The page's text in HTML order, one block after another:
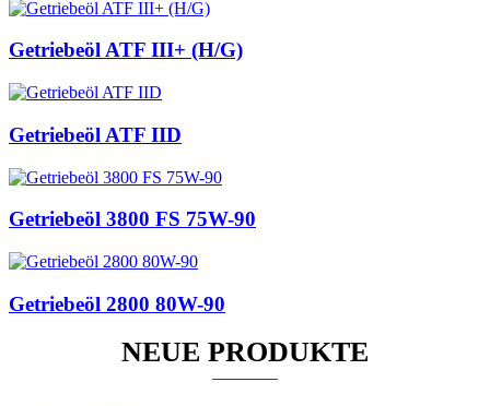
Getriebeöl ATF III+ (H/G)
Getriebeöl ATF IID
Getriebeöl 3800 FS 75W-90
Getriebeöl 2800 80W-90
NEUE PRODUKTE